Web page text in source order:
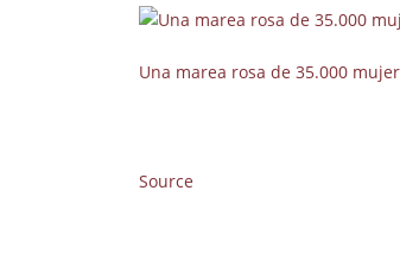
Una marea rosa de 35.000
Source